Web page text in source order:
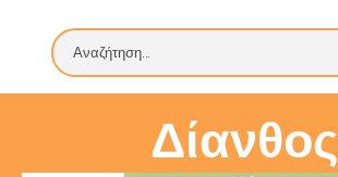
Δίανθος